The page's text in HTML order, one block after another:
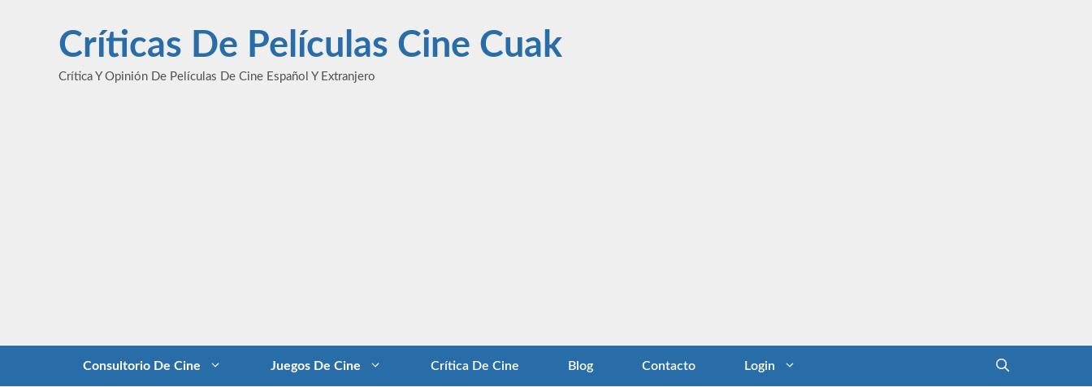
contenidoCríticas De Películas Cine Cuak
Crítica Y Opinión De Películas De Cine Español Y Extranjero
Consultorio De Cine Juegos De Cine Crítica De Cine Blog Contacto Login